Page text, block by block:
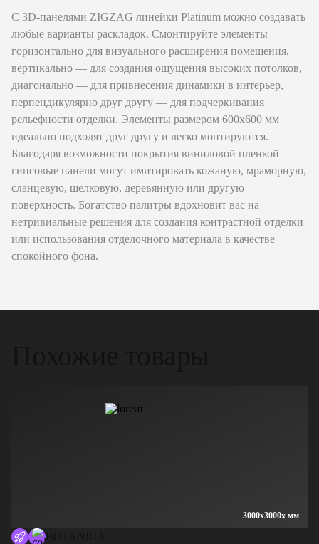
С 3D-панелями ZIGZAG линейки Platinum можно создавать
любые варианты раскладок. Смонтируйте элементы
горизонтально для визуального расширения помещения,
вертикально — для создания ощущения высоких потолков,
диагонально — для привнесения динамики в интерьер,
перпендикулярно друг другу — для подчеркивания
рельефности отделки. Элементы размером 600х600 мм
идеально подходят друг другу и легко монтируются.
Благодаря возможности покрытия виниловой пленкой
гипсовые панели могут имитировать кожаную, мраморную,
сланцевую, шелковую, деревянную или другую
поверхность. Богатство палитры вдохновит вас на
нетривиальные решения для создания контрастной отделки
или использования отделочного материала в качестве
спокойного фона.
3000x3000x мм